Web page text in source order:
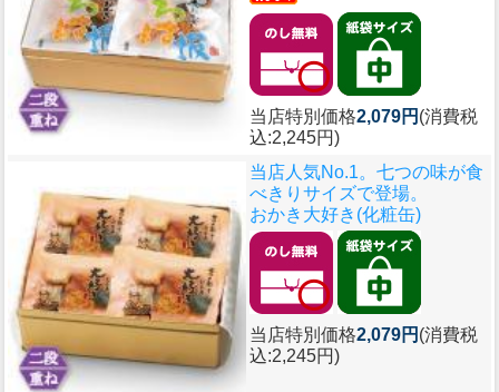
当店特別価格2,079円 (消費税
込:2,245円)
当店人気No.1。七つの味が食
べきりサイズで登場。
おかき大好き(化粧缶)
当店特別価格2,079円 (消費税
込:2,245円)